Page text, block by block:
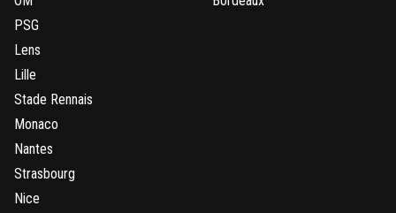
PSG
Lens
Lille
Stade Rennais
Monaco
Nantes
Strasbourg
Nice